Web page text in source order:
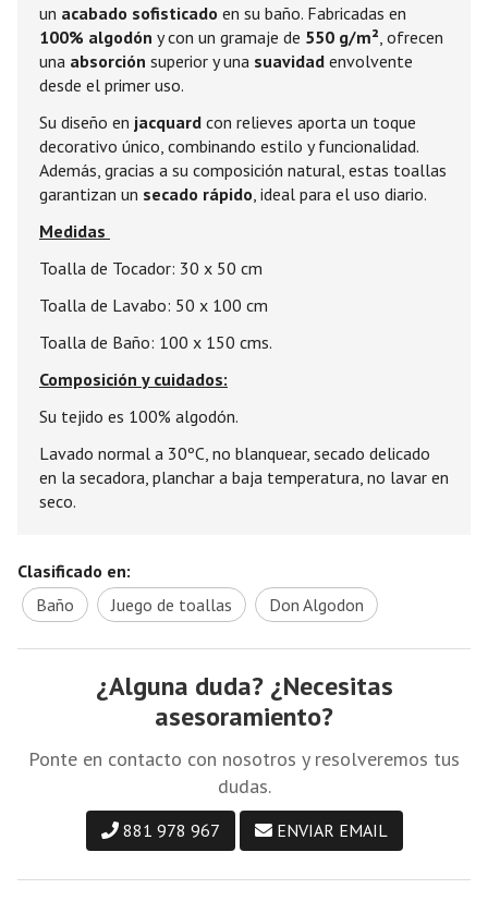
un acabado sofisticado en su baño. Fabricadas en
100% algodón y con un gramaje de 550 g/m², ofrecen
una absorción superior y una suavidad envolvente
desde el primer uso.
Su diseño en jacquard con relieves aporta un toque
decorativo único, combinando estilo y funcionalidad.
Además, gracias a su composición natural, estas toallas
garantizan un secado rápido, ideal para el uso diario.
Medidas
Toalla de Tocador: 30 x 50 cm
Toalla de Lavabo: 50 x 100 cm
Toalla de Baño: 100 x 150 cms.
Composición y cuidados:
Su tejido es 100% algodón.
Lavado normal a 30ºC, no blanquear, secado delicado
en la secadora, planchar a baja temperatura, no lavar en
seco.
Clasificado en:
Baño
Juego de toallas Don Algodon
¿Alguna duda? ¿Necesitas
asesoramiento?
Ponte en contacto con nosotros y resolveremos tus
dudas.
881 978 967 ENVIAR EMAIL